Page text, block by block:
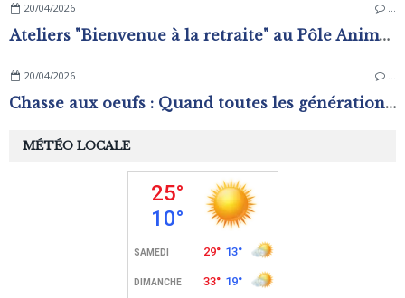
20/04/2026 …
Ateliers "Bienvenue à la retraite" au Pôle Animation Pierre Sévin
20/04/2026 …
Chasse aux oeufs : Quand toutes les générations s'amusent !
MÉTÉO LOCALE